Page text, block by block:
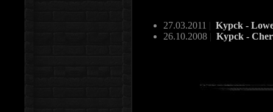
27.03.2011 | Kypck -
26.10.2008 | Kypck -